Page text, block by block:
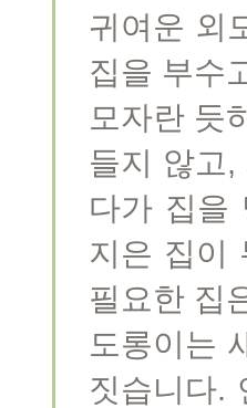
귀여운 외
집을 부수
모자란 듯
들지 않고
다가 집을
지은 집이
필요한 집
도롱이는
짓습니다.